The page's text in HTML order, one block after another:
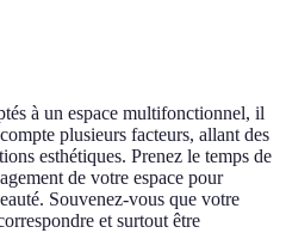
à un espace multifonctionnel, il
plusieurs facteurs, allant des
esthétiques. Prenez le temps de
de votre espace pour
Souvenez-vous que votre
et surtout être